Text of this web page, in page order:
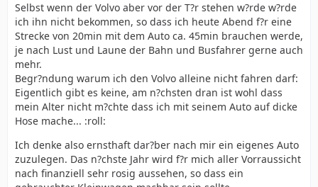
Selbst wenn der Volvo aber vor der T?r stehen w?rde w?rde
ich ihn nicht bekommen, so dass ich heute Abend f?r eine
Strecke von 20min mit dem Auto ca. 45min brauchen werde,
je nach Lust und Laune der Bahn und Busfahrer gerne auch
mehr.
Begr?ndung warum ich den Volvo alleine nicht fahren darf:
Eigentlich gibt es keine, am n?chsten dran ist wohl dass
mein Alter nicht m?chte dass ich mit seinem Auto auf dicke
Hose mache... :roll:
Ich denke also ernsthaft dar?ber nach mir ein eigenes Auto
zuzulegen. Das n?chste Jahr wird f?r mich aller Vorraussicht
nach finanziell sehr rosig aussehen, so dass ein